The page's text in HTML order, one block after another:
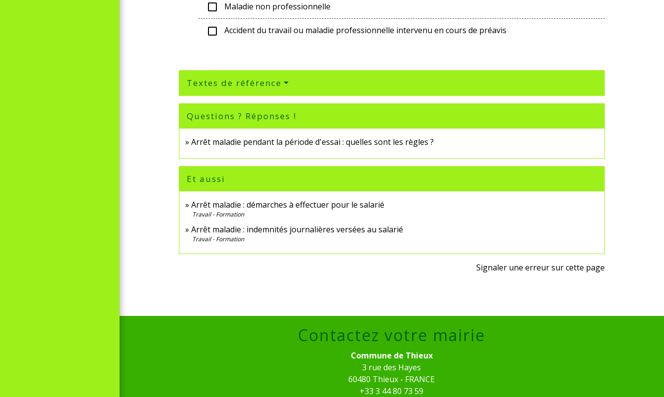
check_box_outline_blank Maladie non professionnelle
check_box_outline_blank Accident du travail ou maladie professionnelle intervenu en cours de préavis
Textes de référence
Questions ? Réponses !
Arrêt maladie pendant la période d'essai : quelles sont les règles ?
Et aussi
Arrêt maladie : démarches à effectuer pour le salarié
Travail - Formation
Arrêt maladie : indemnités journalières versées au salarié
Travail - Formation
Signaler une erreur sur cette page
Contactez votre mairie
Commune de Thieux
3 rue des Hayes
60480 Thieux - FRANCE
+33 3 44 80 73 59